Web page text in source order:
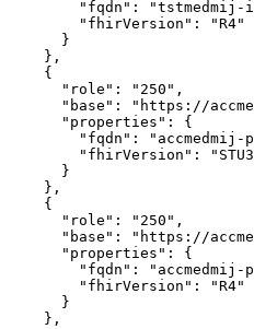
"fqdn" :
"fhirVersion" :
"R4"
}
} ,
{
"role" : "250" ,
"base" :
"https://
"properties" :
{
"fqdn" :
"fhirVersion" :
}
} ,
{
"role" : "250" ,
"base" : "https://
"properties" :
{
"fqdn" :
"fhirVersion" :
"R4"
}
} ,